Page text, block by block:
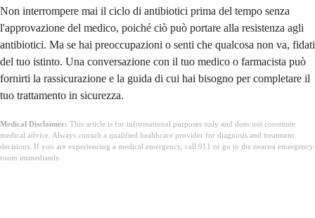
Non interrompere mai il ciclo di antibiotici prima del tempo senza
l'approvazione del medico, poiché ciò può portare alla resistenza agli
antibiotici. Ma se hai preoccupazioni o senti che qualcosa non va, fidati
del tuo istinto. Una conversazione con il tuo medico o farmacista può
fornirti la rassicurazione e la guida di cui hai bisogno per completare il
tuo trattamento in sicurezza.
Medical Disclaimer: This article is for informational purposes only and does not constitute
medical advice. Always consult a qualified healthcare provider for diagnosis and treatment
decisions. If you are experiencing a medical emergency, call 911 or go to the nearest emergency
room immediately.